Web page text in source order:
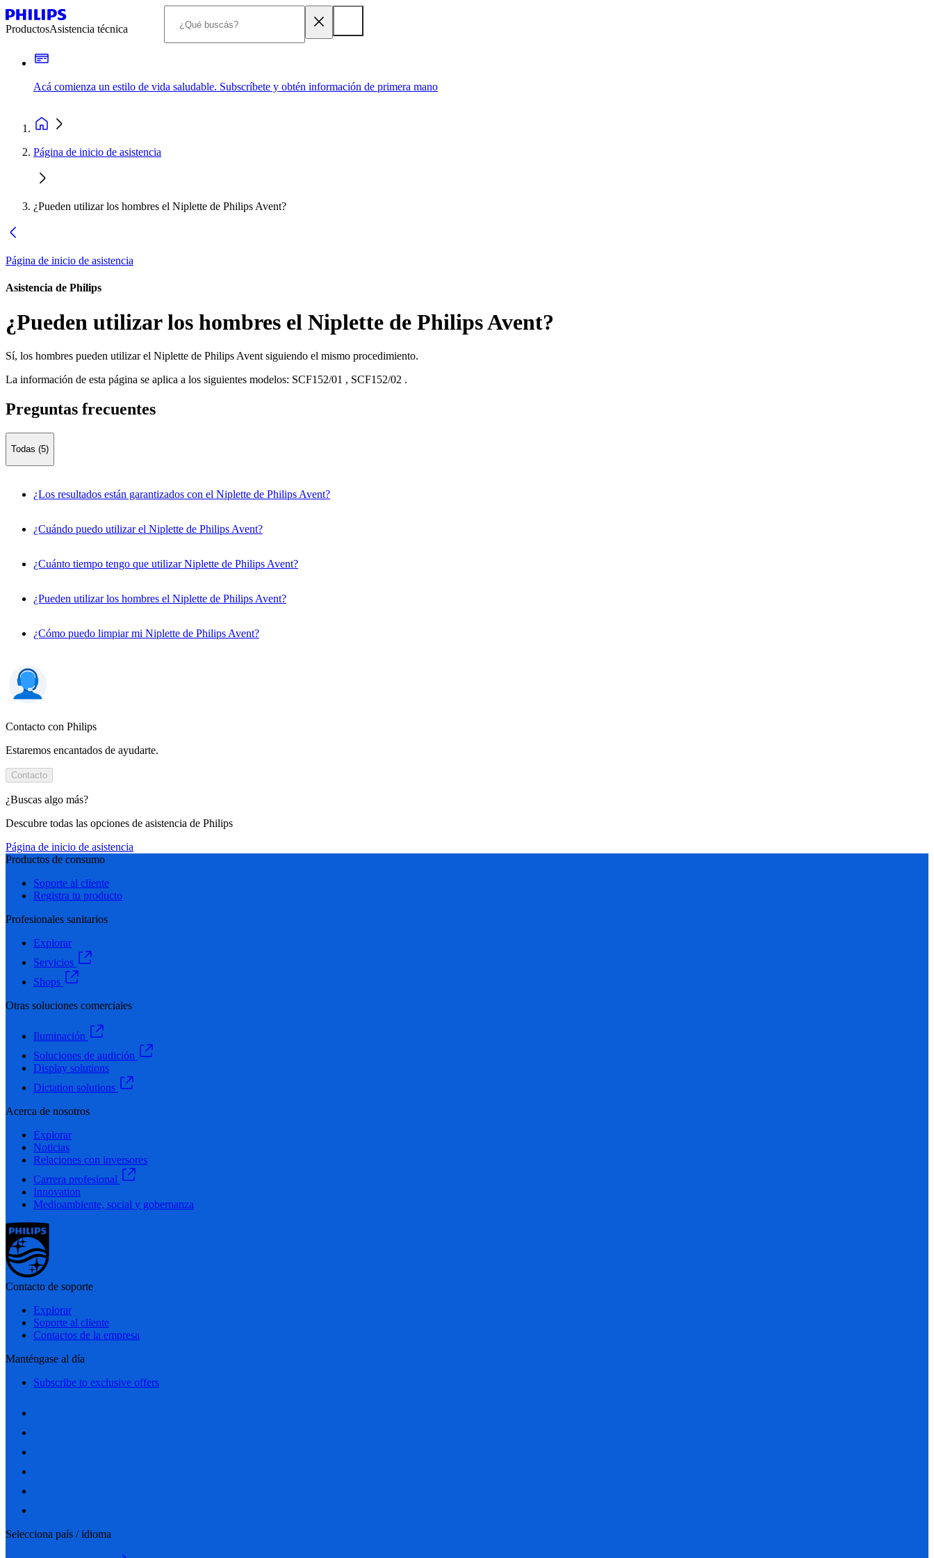
ProductosAsistencia técnica
Acá comienza un estilo de vida saludable. Subscríbete y obtén información de primera mano
Página de inicio de asistencia
¿Pueden utilizar los hombres el Niplette de Philips Avent?
Página de inicio de asistencia
Asistencia de Philips
¿Pueden utilizar los hombres el Niplette de Philips Avent?
Sí, los hombres pueden utilizar el Niplette de Philips Avent siguiendo el mismo procedimiento.
La información de esta página se aplica a los siguientes modelos: SCF152/01 , SCF152/02 .
Preguntas frecuentes
Todas (5)
¿Los resultados están garantizados con el Niplette de Philips Avent?
¿Cuándo puedo utilizar el Niplette de Philips Avent?
¿Cuánto tiempo tengo que utilizar Niplette de Philips Avent?
¿Pueden utilizar los hombres el Niplette de Philips Avent?
¿Cómo puedo limpiar mi Niplette de Philips Avent?
Contacto con Philips
Estaremos encantados de ayudarte.
Contacto
¿Buscas algo más?
Descubre todas las opciones de asistencia de Philips
Página de inicio de asistencia
Productos de consumo
Soporte al cliente
Registra tu producto
Profesionales sanitarios
Explorar
Servicios
Shops
Otras soluciones comerciales
Iluminación
Soluciones de audición
Display solutions
Dictation solutions
Acerca de nosotros
Explorar
Noticias
Relaciones con inversores
Carrera profesional
Innovation
Medioambiente, social y gobernanza
Contacto de soporte
Explorar
Soporte al cliente
Contactos de la empresa
Manténgase al día
Subscribe to exclusive offers
Selecciona país / idioma